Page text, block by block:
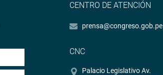
CENTRO DE ATENCIÓN
prensa@congreso.gob.pe
CNC
Palacio Legislativo Av.